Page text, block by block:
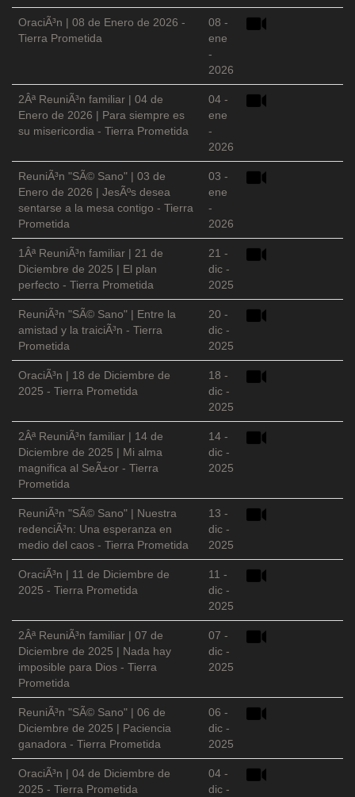
OraciÃ³n | 08 de Enero de 2026 -
Tierra Prometida
08 -
ene
-
2026
2Âª ReuniÃ³n familiar | 04 de
Enero de 2026 | Para siempre es
su misericordia - Tierra Prometida
04 -
ene
-
2026
ReuniÃ³n "SÃ© Sano" | 03 de
Enero de 2026 | JesÃºs desea
sentarse a la mesa contigo - Tierra
Prometida
03 -
ene
-
2026
1Âª ReuniÃ³n familiar | 21 de
Diciembre de 2025 | El plan
perfecto - Tierra Prometida
21 -
dic -
2025
ReuniÃ³n "SÃ© Sano" | Entre la
amistad y la traiciÃ³n - Tierra
Prometida
20 -
dic -
2025
OraciÃ³n | 18 de Diciembre de
2025 - Tierra Prometida
18 -
dic -
2025
2Âª ReuniÃ³n familiar | 14 de
Diciembre de 2025 | Mi alma
magnifica al SeÃ±or - Tierra
Prometida
14 -
dic -
2025
ReuniÃ³n "SÃ© Sano" | Nuestra
redenciÃ³n: Una esperanza en
medio del caos - Tierra Prometida
13 -
dic -
2025
OraciÃ³n | 11 de Diciembre de
2025 - Tierra Prometida
11 -
dic -
2025
2Âª ReuniÃ³n familiar | 07 de
Diciembre de 2025 | Nada hay
imposible para Dios - Tierra
Prometida
07 -
dic -
2025
ReuniÃ³n "SÃ© Sano" | 06 de
Diciembre de 2025 | Paciencia
ganadora - Tierra Prometida
06 -
dic -
2025
OraciÃ³n | 04 de Diciembre de
2025 - Tierra Prometida
04 -
dic -